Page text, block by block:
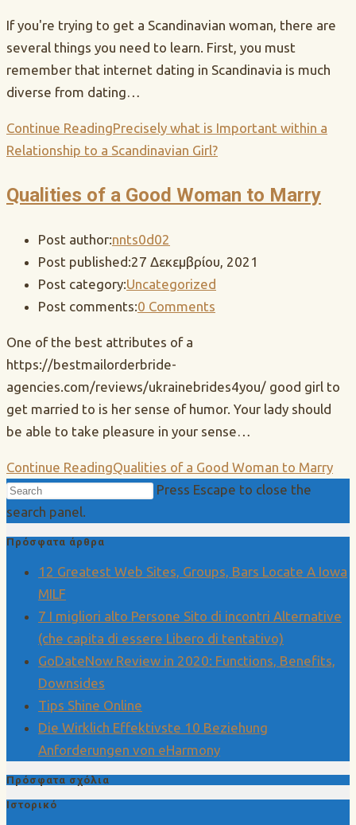
If you're trying to get a Scandinavian woman, there are
several things you need to learn. First, you must
remember that internet dating in Scandinavia is much
diverse from dating…
Continue ReadingPrecisely what is Important within a
Relationship to a Scandinavian Girl?
Qualities of a Good Woman to Marry
Post author:nnts0d02
Post published:27 Δεκεμβρίου, 2021
Post category:Uncategorized
Post comments:0 Comments
One of the best attributes of a
https://bestmailorderbride-
agencies.com/reviews/ukrainebrides4you/ good girl to
get married to is her sense of humor. Your lady should
be able to take pleasure in your sense…
Continue ReadingQualities of a Good Woman to Marry
Press Escape to close the
search panel.
Πρόσφατα άρθρα
12 Greatest Web Sites, Groups, Bars Locate A Iowa
MILF
7 I migliori alto Persone Sito di incontri Alternative
(che capita di essere Libero di tentativo)
GoDateNow Review in 2020: Functions, Benefits,
Downsides
Tips Shine Online
Die Wirklich Effektivste 10 Beziehung
Anforderungen von eHarmony
Πρόσφατα σχόλια
Ιστορικό